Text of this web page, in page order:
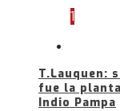
1
T.Lauquen:
fue la
Indio Pampa